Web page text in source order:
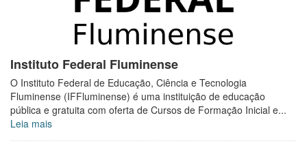
Instituto Federal Fluminense
O Instituto Federal de Educação, Ciência e Tecnologia
Fluminense (IFFluminense) é uma instituição de educação
pública e gratuita com oferta de Cursos de Formação Inicial e...
Leia mais